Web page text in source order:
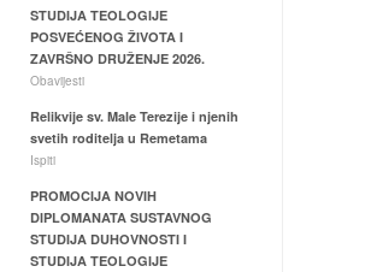
STUDIJA TEOLOGIJE
POSVEĆENOG ŽIVOTA I
ZAVRŠNO DRUŽENJE 2026.
Obavijesti
Relikvije sv. Male Terezije i njenih
svetih roditelja u Remetama
Ispiti
PROMOCIJA NOVIH
DIPLOMANATA SUSTAVNOG
STUDIJA DUHOVNOSTI I
STUDIJA TEOLOGIJE